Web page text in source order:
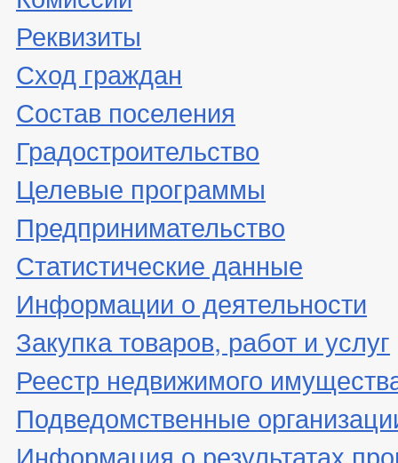
Реквизиты
Сход граждан
Состав поселения
Градостроительство
Целевые программы
Предпринимательство
Статистические данные
Информации о деятельности
Закупка товаров, работ и услуг
Реестр недвижимого
Подведомственные
Информация о результатах